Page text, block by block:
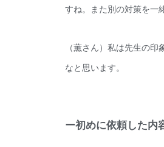
すね。また別の対策を一
（薫さん）私は先生の
なと思います。
ー初めに依頼した内